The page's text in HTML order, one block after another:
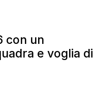
con un
e voglia di